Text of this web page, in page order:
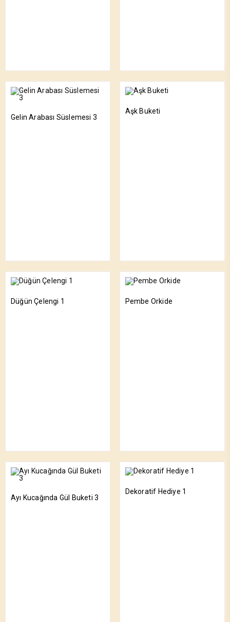
Gelin Arabası Süslemesi 3
Aşk Buketi
Düğün Çelengi 1 Pembe Orkide
Ayı Kucağında Gül Buketi 3
Dekoratif Hediye 1